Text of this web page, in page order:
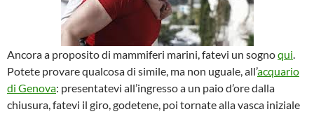
Ancora a proposito di mammiferi marini, fatevi un sognoqui.
Potete provare qualcosa di simile, ma non uguale, all’acquario
di Genova: presentatevi all’ingresso a un paio d’ore dalla
chiusura, fatevi il giro, godetene, poi tornate alla vasca iniziale